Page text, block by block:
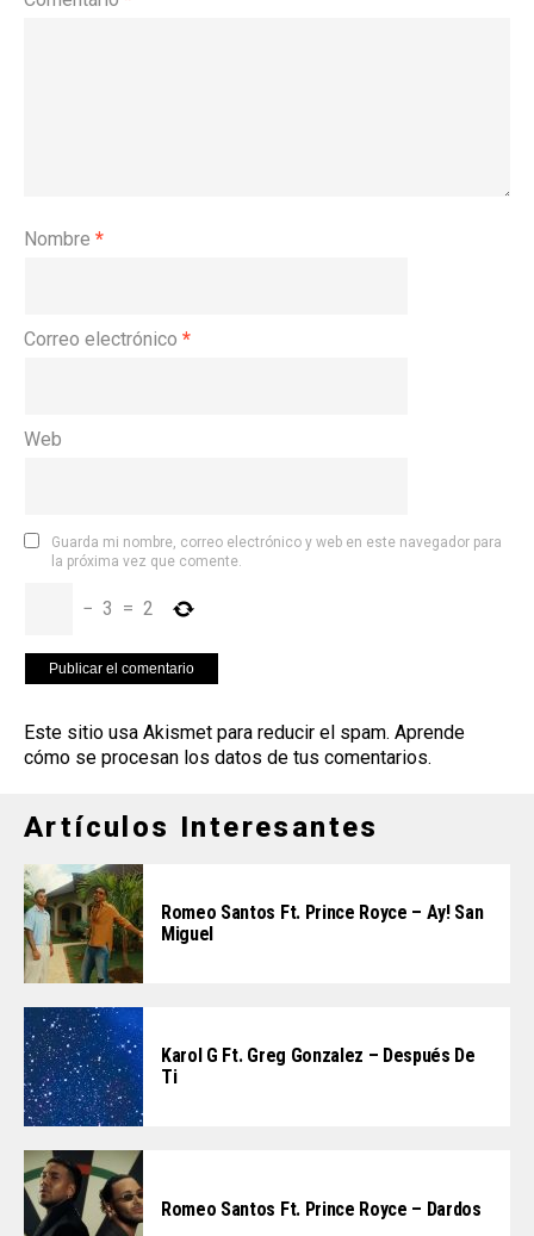
Nombre *
Correo electrónico *
Web
Guarda mi nombre, correo electrónico y web en este navegador para
la próxima vez que comente.
− 3 = 2
Este sitio usa Akismet para reducir el spam. Aprende
cómo se procesan los datos de tus comentarios.
Artículos Interesantes
Romeo Santos Ft. Prince Royce – Ay! San
Miguel
Karol G Ft. Greg Gonzalez – Después De
Ti
Romeo Santos Ft. Prince Royce – Dardos